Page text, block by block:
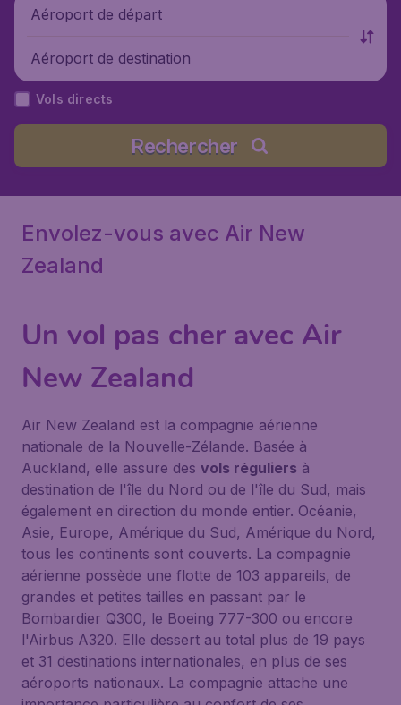
Aéroport de départ
Aéroport de destination
Vols directs
Rechercher
Envolez-vous avec Air New
Zealand
Un vol pas cher avec Air
New Zealand
Air New Zealand est la compagnie aérienne
nationale de la Nouvelle-Zélande. Basée à
Auckland, elle assure des vols réguliers à
destination de l'île du Nord ou de l'île du Sud, mais
également en direction du monde entier. Océanie,
Asie, Europe, Amérique du Sud, Amérique du Nord,
tous les continents sont couverts. La compagnie
aérienne possède une flotte de 103 appareils, de
grandes et petites tailles en passant par le
Bombardier Q300, le Boeing 777-300 ou encore
l'Airbus A320. Elle dessert au total plus de 19 pays
et 31 destinations internationales, en plus de ses
aéroports nationaux. La compagnie attache une